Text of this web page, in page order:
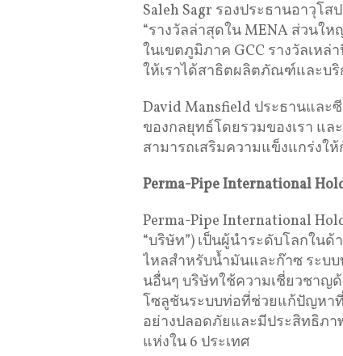
Saleh Sagr รองประธานอาวุโ
“รางวัลล่าสุดใน MENA ส่วนใ
ในเขตภูมิภาค GCC รางวัลเห
ให้เราได้สาธิตผลิตภัณฑ์และบ
David Mansfield ประธานและ
ของกลยุทธ์โดยรวมของเรา แล
สามารถเสริมความแข็งแกร่งใ
Perma-Pipe International
Perma-Pipe International
“บริษัท”) เป็นผู้นําระดับโลกใน
ไหลสําหรับน้ำมันและก๊าซ ระบ
นอื่นๆ บริษัทใช้ความเชี่ยวชาญ
โซลูชันระบบท่อที่ช่วยแก้ปัญหา
อย่างปลอดภัยและมีประสิทธิภา
แห่งใน 6 ประเทศ